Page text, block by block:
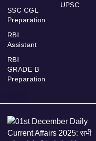
SSC CGL
Preparation
RBI
Assistant
RBI
GRADE B
Preparation
UPSC